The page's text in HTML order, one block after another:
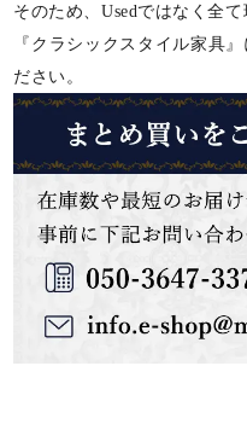
そのため、Usedではなく全
『クラシックスタイル家具
ださい。